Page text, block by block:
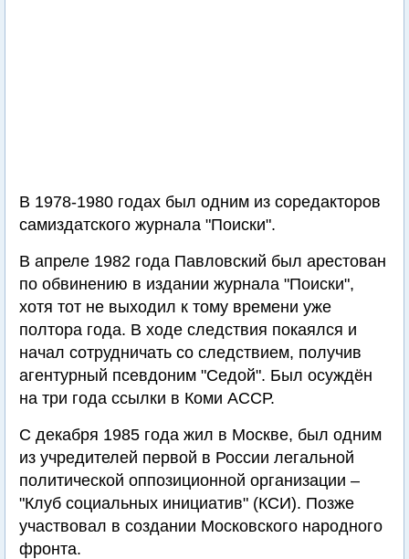
В 1978-1980 годах был одним из соредакторов
самиздатского журнала "Поиски".
В апреле 1982 года Павловский был арестован
по обвинению в издании журнала "Поиски",
хотя тот не выходил к тому времени уже
полтора года. В ходе следствия покаялся и
начал сотрудничать со следствием, получив
агентурный псевдоним "Седой". Был осуждён
на три года ссылки в Коми АССР.
С декабря 1985 года жил в Москве, был одним
из учредителей первой в России легальной
политической оппозиционной организации –
"Клуб социальных инициатив" (КСИ). Позже
участвовал в создании Московского народного
фронта.